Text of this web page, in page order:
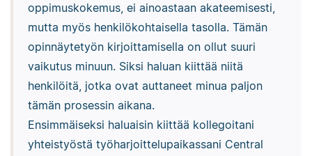
oppimuskokemus, ei ainoastaan akateemisesti,
mutta myös henkilökohtaisella tasolla. Tämän
opinnäytetyön kirjoittamisella on ollut suuri
vaikutus minuun. Siksi haluan kiittää niitä
henkilöitä, jotka ovat auttaneet minua paljon
tämän prosessin aikana.
Ensimmäiseksi haluaisin kiittää kollegoitani
yhteistyöstä työharjoittelupaikassani Central